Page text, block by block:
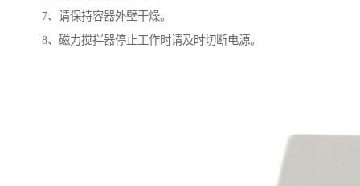
7、请保持容器外壁干燥。
8、磁力搅拌器停止工作时请及时切断电源。